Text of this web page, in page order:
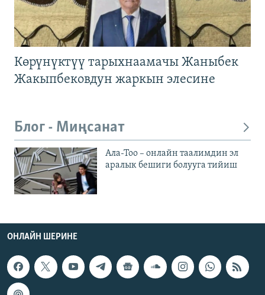
Көрүнүктүү тарыхнаамачы Жаныбек
Жакыпбековдун жаркын элесине
Блог - Миңсанат
Ала-Тоо – онлайн таалимдин эл
аралык бешиги болууга тийиш
ОНЛАЙН ШЕРИНЕ